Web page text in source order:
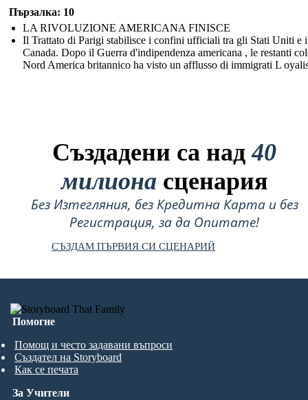
Пързалка: 10
LA RIVOLUZIONE AMERICANA FINISCE
Il Trattato di Parigi stabilisce i confini ufficiali tra gli Stati Uniti e
Canada. Dopo il Guerra d'indipendenza americana , le restanti
Nord America britannico ha visto un afflusso di immigrati L
Създадени са над40
милиона сценария
Без Изтегляния, без Кредитна Карта и без
Регистрация, за да Опитате!
СЪЗДАМ ПЪРВИЯ СИ СЦЕНАРИЙ
Помогне
Помощ и често задавани въпроси
Създател на Storyboard
Как се печата
За Учители